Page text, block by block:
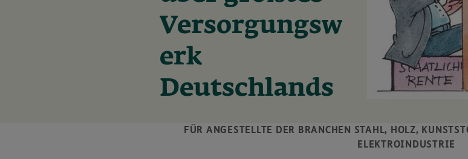
Versorgungsw
erk
Deutschlands
FÜR ANGESTELLTE DER BRANCHEN STAHL, HOLZ,
ELEKTROINDUSTRIE